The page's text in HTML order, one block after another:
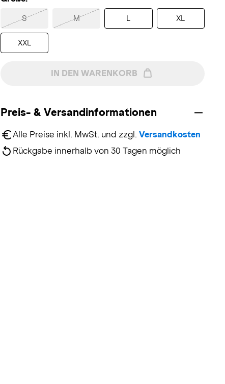
S M XL
XXL
IN DEN WARENKORB
Preis- & Versandinformationen
Alle Preise inkl. MwSt. und zzgl. Versandkosten
Rückgabe innerhalb von 30 Tagen möglich